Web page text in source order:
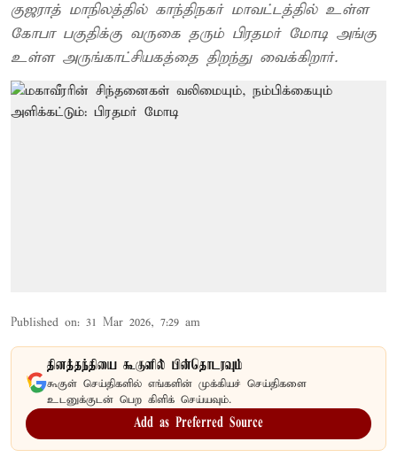
குஜராத் மாநிலத்தில் காந்திநகர் மாவட்டத்தில் உள்ள
கோபா பகுதிக்கு வருகை தரும் பிரதமர் மோடி அங்கு
உள்ள அருங்காட்சியகத்தை திறந்து வைக்கிறார்.
Published on: 31 Mar 2026, 7:29 am
தினத்தந்தியை கூகுளில் பின்தொடரவும்
கூகுள் செய்திகளில் எங்களின் முக்கியச் செய்திகளை
உடனுக்குடன் பெற கிளிக் செய்யவும்.
Add as Preferred Source